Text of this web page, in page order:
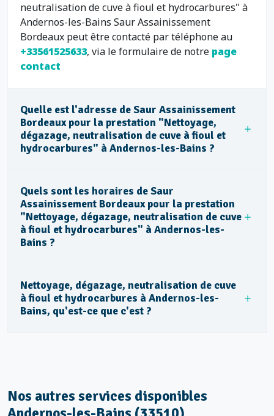
neutralisation de cuve à fioul et hydrocarbures" à
Andernos-les-Bains Saur Assainissement
Bordeaux peut être contacté par téléphone au
+33561525633, via le formulaire de notre page
contact
Quelle est l'adresse de Saur Assainissement
Bordeaux pour la prestation "Nettoyage,
dégazage, neutralisation de cuve à fioul et
hydrocarbures" à Andernos-les-Bains ?
Quels sont les horaires de Saur
Assainissement Bordeaux pour la prestation
"Nettoyage, dégazage, neutralisation de cuve
à fioul et hydrocarbures" à Andernos-les-
Bains ?
Nettoyage, dégazage, neutralisation de cuve
à fioul et hydrocarbures à Andernos-les-
Bains, qu'est-ce que c'est ?
Nos autres services disponibles